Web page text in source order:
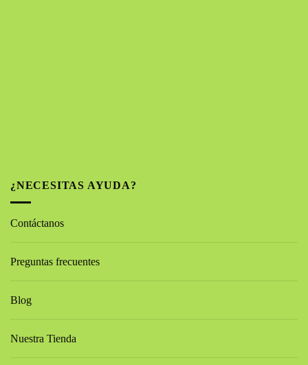
¿NECESITAS AYUDA?
Contáctanos
Preguntas frecuentes
Blog
Nuestra Tienda